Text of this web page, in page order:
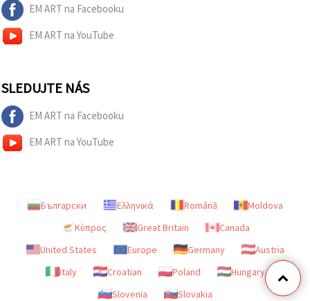
EM ART na Facebooku
EM ART na YouTube
SLEDUJTE NÁS
EM ART na Facebooku
EM ART na YouTube
Български Ελληνικά Română
Moldova
Κύπρος
Great Britain
Canada
United States
Europe Germany
Austria
Italy
Croatian Poland
Hungary
Slovenia
Slovakia